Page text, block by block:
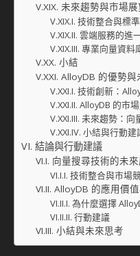
未來趨勢與市場展
技術整合與標
雲端服務的進
專業向量資料
小結
AlloyDB 的優勢與
技術創新：
AlloyDB 的市
未來趨勢：向
小結與行動建
結論與行動建議
向量搜尋技術的未
技術整合與市場
AlloyDB 的應用價
為什麼選擇
行動建議
小結與未來思考